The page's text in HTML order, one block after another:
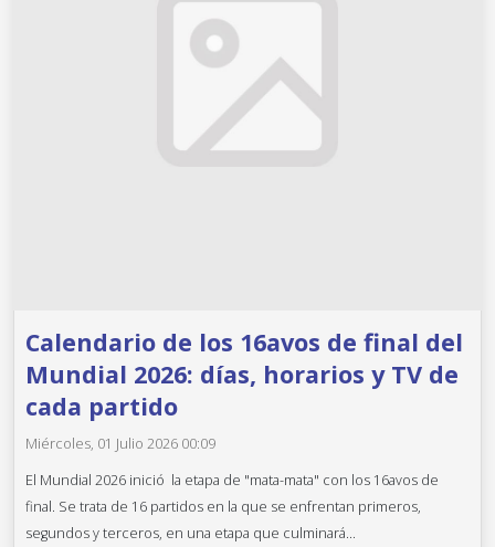
Calendario de los 16avos de final del
Mundial 2026: días, horarios y TV de
cada partido
Miércoles, 01 Julio 2026 00:09
El Mundial 2026 inició la etapa de "mata-mata" con los 16avos de
final. Se trata de 16 partidos en la que se enfrentan primeros,
segundos y terceros, en una etapa que culminará...